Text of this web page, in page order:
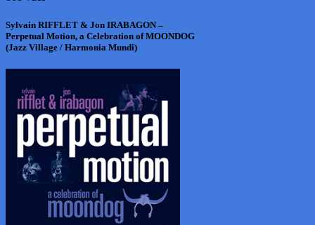
Sylvain RIFFLET & Jon IRABAGON –
Perpetual Motion, a Celebration of MOONDOG
(Jazz Village / Harmonia Mundi)